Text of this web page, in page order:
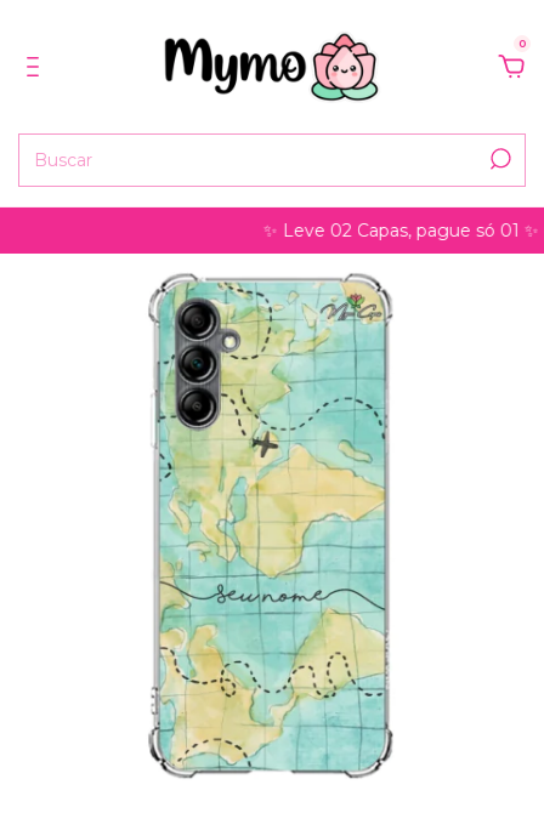
0
✨ Leve 02 Capas, pague só 01 ✨